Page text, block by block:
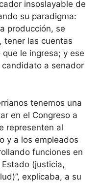
insoslayable de
su paradigma:
producción, se
tener las cuentas
le ingresa; y ese
candidato a senador
tenemos una
en el Congreso a
representen al
y a los empleados
funciones en
(justicia,
explicaba, a su